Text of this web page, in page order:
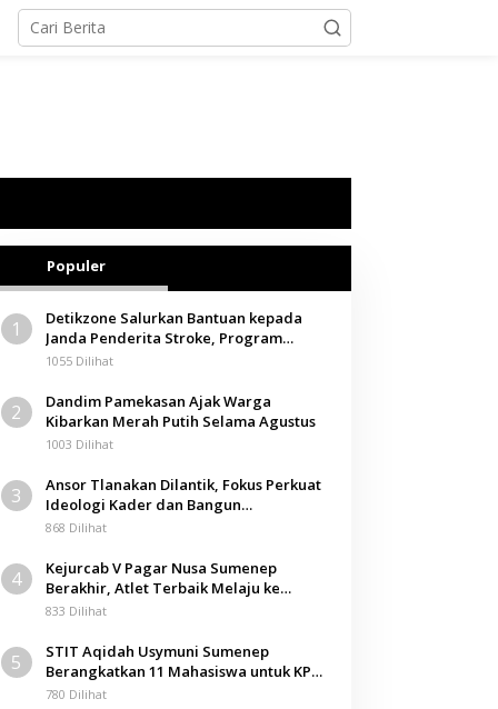
Berita
Mahasiswa Ungkap Dugaan
UNIBA Madura, Rektor
Populer
1
Detikzone Salurkan Bantuan kepada
Janda Penderita Stroke, Program
Berbagi Masuki Hari ke-61
1055 Dilihat
2
Dandim Pamekasan Ajak Warga
Kibarkan Merah Putih Selama Agustus
1003 Dilihat
3
Ansor Tlanakan Dilantik, Fokus Perkuat
Ideologi Kader dan Bangun
Kemandirian Ekonomi
868 Dilihat
4
Kejurcab V Pagar Nusa Sumenep
Berakhir, Atlet Terbaik Melaju ke
Kejurwil Jatim
833 Dilihat
5
STIT Aqidah Usymuni Sumenep
Berangkatkan 11 Mahasiswa untuk KPM
Internasional di Malaysia
780 Dilihat